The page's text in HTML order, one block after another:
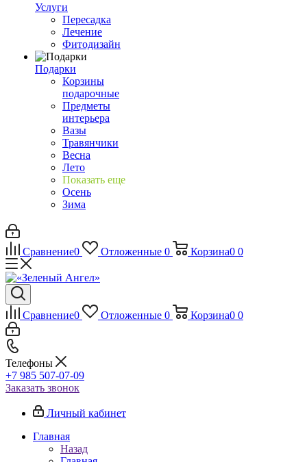
Услуги
Пересадка
Лечение
Фитодизайн
Подарки
Корзины
подарочные
Предметы
интерьера
Вазы
Травянчики
Весна
Лето
Показать еще
Осень
Зима
Сравнение0 Отложенные 0 Корзина0 0
Сравнение0 Отложенные 0 Корзина0 0
Телефоны
+7 985 507-07-09
Заказать звонок
Личный кабинет
Главная
Назад